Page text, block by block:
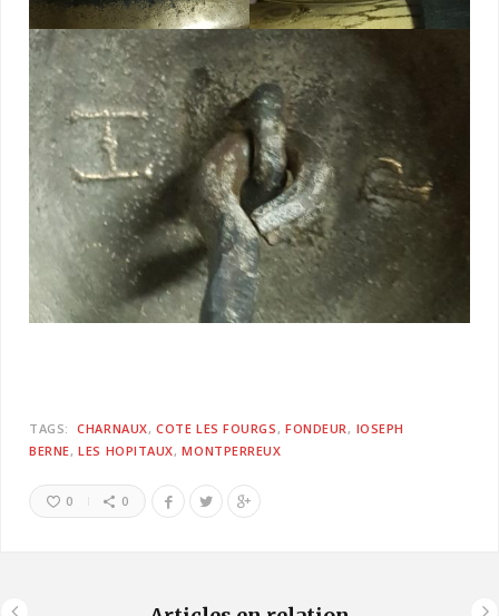
TAGS: CHARNAUX COTE LES FOURGS FONDEUR IOSEPH
BERNE LES HOPITAUX MONTPERREUX
0 0